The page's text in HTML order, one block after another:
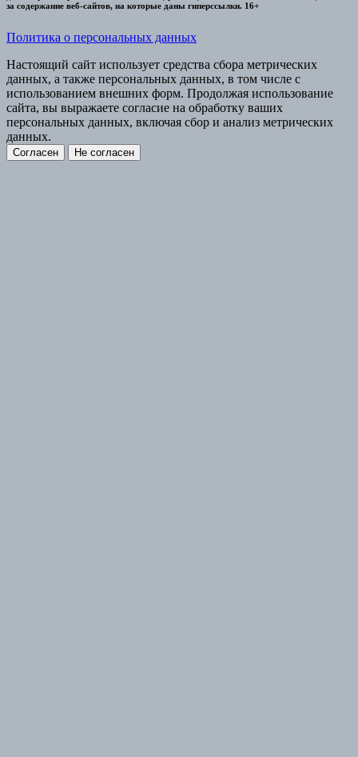
за содержание веб-сайтов, на которые даны гиперссылки. 16+
Политика о персональных данных
Настоящий сайт использует средства сбора метрических
данных, а также персональных данных, в том числе с
использованием внешних форм. Продолжая использование
сайта, вы выражаете согласие на обработку ваших
персональных данных, включая сбор и анализ метрических
данных.
Согласен Не согласен